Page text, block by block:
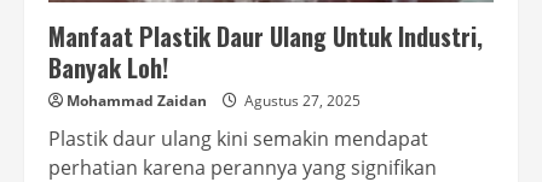
Manfaat Plastik Daur Ulang Untuk Industri,
Banyak Loh!
Mohammad Zaidan Agustus 27, 2025
Plastik daur ulang kini semakin mendapat
perhatian karena perannya yang signifikan